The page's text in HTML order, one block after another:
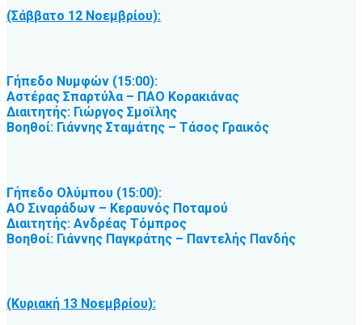
(Σάββατο 12 Νοεμβρίου):
Γήπεδο Νυμφών (15:00):
Αστέρας Σπαρτύλα – ΠΑΟ Κορακιάνας
Διαιτητής: Γιώργος Σμοϊλης
Βοηθοί: Γιάννης Σταμάτης – Τάσος Γραικός
Γήπεδο Ολύμπου (15:00):
ΑΟ Σιναράδων – Κεραυνός Ποταμού
Διαιτητής: Ανδρέας Τόμπρος
Βοηθοί: Γιάννης Παγκράτης – Παντελής Πανδής
(Κυριακή 13 Νοεμβρίου):